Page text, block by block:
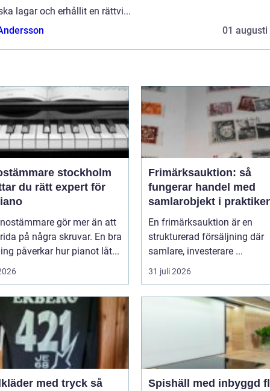
lagar och erhållit en rättvi...
01 augusti
stockholm
du rätt expert för
gör mer än att
på några skruvar. En bra
påverkar hur pianot låt...
Frimärksauktion: så
fungerar handel med
samlarobjekt i
En frimärksauktion är en
strukturerad försäljning där
samlare, investerare ...
31 juli 2026
med tryck så
Spishäll med inbyggd